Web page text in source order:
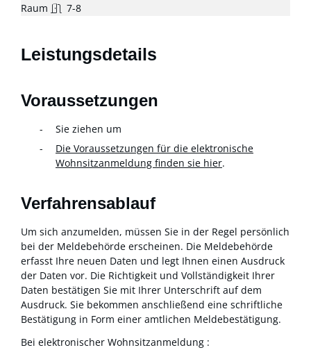
Raum
7-8
Leistungsdetails
Voraussetzungen
Sie ziehen um
Die Voraussetzungen für die elektronische
Wohnsitzanmeldung finden sie hier.
Verfahrensablauf
Um sich anzumelden, müssen Sie in der Regel persönlich
bei der Meldebehörde erscheinen. Die Meldebehörde
erfasst Ihre neuen Daten und legt Ihnen einen Ausdruck
der Daten vor. Die Richtigkeit und Vollständigkeit Ihrer
Daten bestätigen Sie mit Ihrer Unterschrift auf dem
Ausdruck. Sie bekommen anschließend eine schriftliche
Bestätigung in Form einer amtlichen Meldebestätigung.
Bei elektronischer Wohnsitzanmeldung :